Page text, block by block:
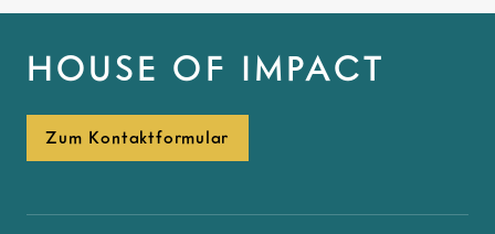
HOUSE OF IMPACT
Zum Kontaktformular